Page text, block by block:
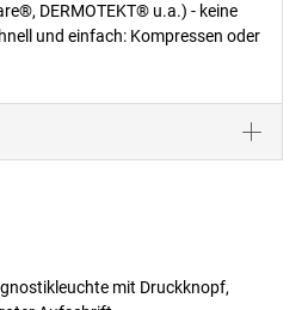
DERMOTEKT® u.a.) - keine
und einfach: Kompressen oder